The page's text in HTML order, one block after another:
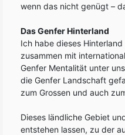
wenn das nicht genügt –
Das Genfer Hinterland
Ich habe dieses
zusammen mit
Genfer Mentalität unter
die Genfer Landschaft
zum Grossen und auch
Dieses ländliche Gebiet
entstehen lassen, zu der